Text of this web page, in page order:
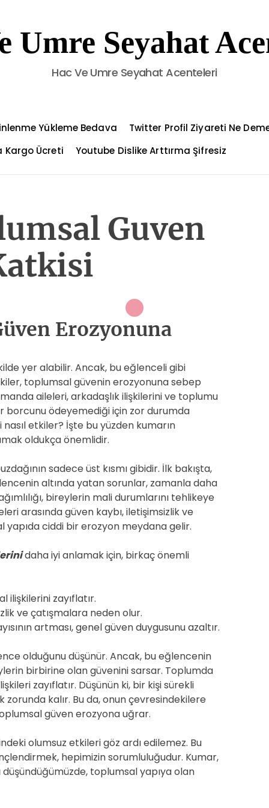
Umre Seyahat
Hac Ve Umre Seyahat Acenteleri
Yükleme Bedava
Twitter Profil Ziyareti Ne
Kargo Ücreti Youtube Dislike Arttırma Şifresiz
Guven
Erozyonuna
yer alabilir. Ancak, bu eğlenceli gibi
toplumsal güvenin erozyonuna sebep
aileleri, arkadaşlık ilişkilerini ve toplumu
borcunu ödeyemediği için zor durumda
etkiler? İşte bu yüzden kumarın
oldukça önemlidir.
sadece üst kısmı gibidir. İlk bakışta,
altında yatan sorunlar, zamanla daha
bireylerin mali durumlarını tehlikeye
arasında güven kaybı, iletişimsizlik ve
yapıda ciddi bir erozyon meydana gelir.
daha iyi anlamak için, birkaç önemli
ilişkilerini zayıflatır.
ve çatışmalara neden olur.
artması, genel güven duygusunu azaltır.
olduğunu düşünür. Ancak, bu eğlencenin
birbirine olan güvenini sarsar. Toplumda
zayıflatır. Düşünün ki, bir kişi sürekli
kalır. Bu da, onun çevresindekilere
güven erozyona uğrar.
olumsuz etkileri göz ardı edilemez. Bu
hepimizin sorumluluğudur. Kumar,
toplumsal yapıya olan